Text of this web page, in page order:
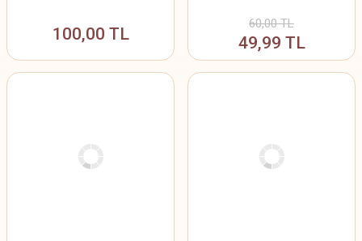
100,00 TL
60,00 TL
49,99 TL